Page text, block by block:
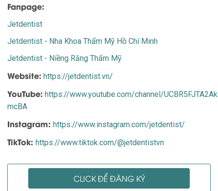
Fanpage:
Jetdentist
Jetdentist - Nha Khoa Thẩm Mỹ Hồ Chí Minh
Jetdentist - Niềng Răng Thẩm Mỹ
Website: https://jetdentist.vn/
YouTube: https://www.youtube.com/channel/
mcBA
Instagram: https://www.instagram.com/jetdentist/
TikTok: https://www.tiktok.com/@jetdentistvn
CLICK ĐỂ ĐĂNG KÝ